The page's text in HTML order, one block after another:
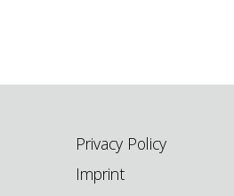
Privacy Policy
Imprint